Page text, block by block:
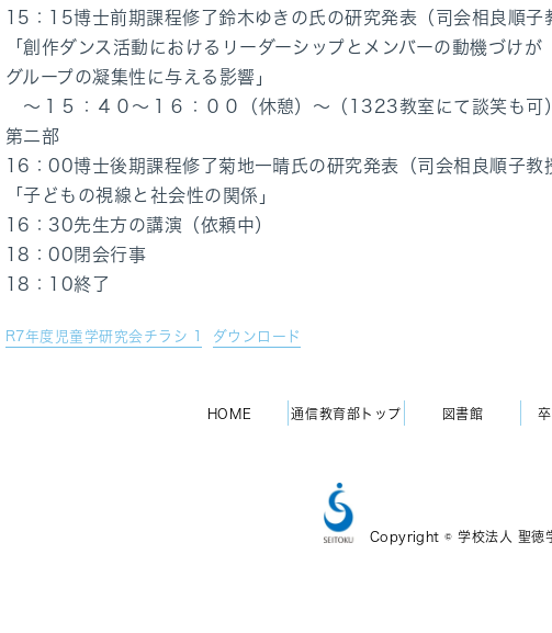
15：15博士前期課程修了鈴木ゆきの氏の研究発表（司会相良順子
「創作ダンス活動におけるリーダーシップとメンバーの動機づけが
グループの凝集性に与える影響」
～１５：４０～１６：００（休憩）～（1323教室にて談笑も可
第二部
16：00博士後期課程修了菊地一晴氏の研究発表（司会相良順子教
「子どもの視線と社会性の関係」
16：30先生方の講演（依頼中）
18：00閉会行事
18：10終了
R7年度児童学研究会チラシ 1 ダウンロード
HOME 通信教育部トップ 図書館
Copyright © 学校法人 聖